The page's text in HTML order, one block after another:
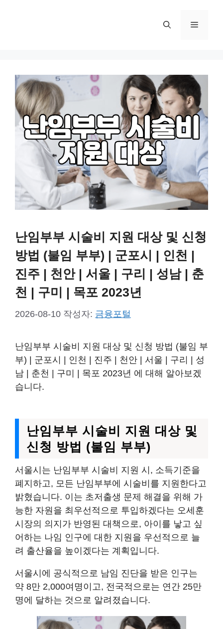
메
난임부부 시술비 지원 대상 및 신청
방법 (불임 부부) | 군포시 | 인천 |
진주 | 천안 | 서울 | 구리 | 성남 | 춘
천 | 구미 | 목포 2023년
2026-08-10 작성자: 금융포털
난임부부 시술비 지원 대상 및 신청 방법 (불임 부
부) | 군포시 | 인천 | 진주 | 천안 | 서울 | 구리 | 성
남 | 춘천 | 구미 | 목포 2023년 에 대해 알아보겠
습니다.
난임부부 시술비 지원 대상 및
신청 방법 (불임 부부)
서울시는 난임부부 시술비 지원 시, 소득기준을
폐지하고, 모든 난임부부에 시술비를 지원한다고
밝혔습니다. 이는 초저출생 문제 해결을 위해 가
능한 자원을 최우선적으로 투입하겠다는 오세훈
시장의 의지가 반영된 대책으로, 아이를 낳고 싶
어하는 나임 인구에 대한 지원을 우선적으로 늘
려 출산율을 높이겠다는 계획입니다.
서울시에 공식적으로 남임 진단을 받은 인구는
약 8만 2,000여명이고, 전국적으로는 연간 25만
명에 달하는 것으로 알려졌습니다.